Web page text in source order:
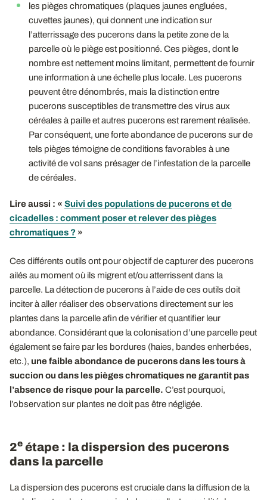
les pièges chromatiques (plaques jaunes engluées,
cuvettes jaunes), qui donnent une indication sur
l’atterrissage des pucerons dans la petite zone de la
parcelle où le piège est positionné. Ces pièges, dont le
nombre est nettement moins limitant, permettent de fournir
une information à une échelle plus locale. Les pucerons
peuvent être dénombrés, mais la distinction entre
pucerons susceptibles de transmettre des virus aux
céréales à paille et autres pucerons est rarement réalisée.
Par conséquent, une forte abondance de pucerons sur de
tels pièges témoigne de conditions favorables à une
activité de vol sans présager de l’infestation de la parcelle
de céréales.
Lire aussi : « Suivi des populations de pucerons et de
cicadelles : comment poser et relever des pièges
chromatiques ? »
Ces différents outils ont pour objectif de capturer des pucerons
ailés au moment où ils migrent et/ou atterrissent dans la
parcelle. La détection de pucerons à l’aide de ces outils doit
inciter à aller réaliser des observations directement sur les
plantes dans la parcelle afin de vérifier et quantifier leur
abondance. Considérant que la colonisation d’une parcelle peut
également se faire par les bordures (haies, bandes enherbées,
etc.), une faible abondance de pucerons dans les tours à
succion ou dans les pièges chromatiques ne garantit pas
l’absence de risque pour la parcelle. C’est pourquoi,
l’observation sur plantes ne doit pas être négligée.
2e étape : la dispersion des pucerons
dans la parcelle
La dispersion des pucerons est cruciale dans la diffusion de la